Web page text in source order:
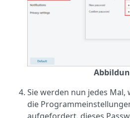
Sie werden nun jedes Mal,
die